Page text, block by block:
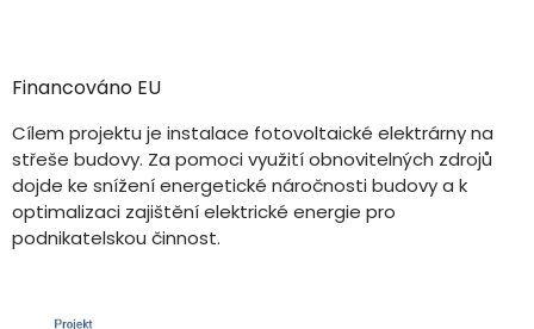
Financováno EU
Cílem projektu je instalace fotovoltaické elektrárny na
střeše budovy. Za pomoci využití obnovitelných zdrojů
dojde ke snížení energetické náročnosti budovy a k
optimalizaci zajištění elektrické energie pro
podnikatelskou činnost.